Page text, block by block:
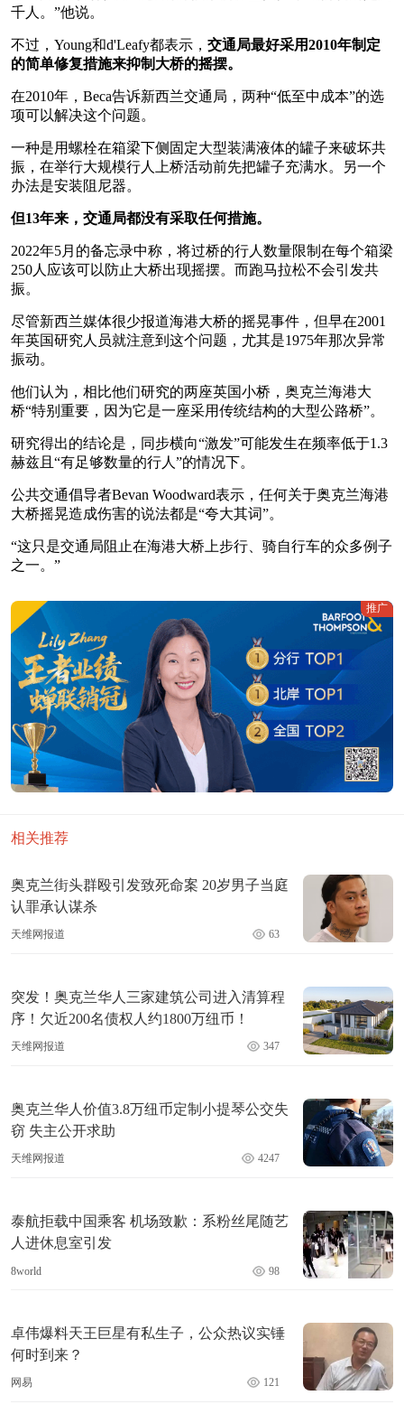
千人。”他说。
不过，Young和d'Leafy都表示， 交通局最好采用2010年制定
的简单修复措施来抑制大桥的摇摆。
在2010年，Beca告诉新西兰交通局，两种“低至中成本”的选
项可以解决这个问题。
一种是用螺栓在箱梁下侧固定大型装满液体的罐子来破坏共
振，在举行大规模行人上桥活动前先把罐子充满水。另一个
办法是安装阻尼器。
但13年来，交通局都没有采取任何措施。
2022年5月的备忘录中称，将过桥的行人数量限制在每个箱梁
250人应该可以防止大桥出现摇摆。而跑马拉松不会引发共
振。
尽管新西兰媒体很少报道海港大桥的摇晃事件，但早在2001
年英国研究人员就注意到这个问题，尤其是1975年那次异常
振动。
他们认为，相比他们研究的两座英国小桥，奥克兰海港大
桥“特别重要，因为它是一座采用传统结构的大型公路桥”。
研究得出的结论是，同步横向“激发”可能发生在频率低于1.3
赫兹且“有足够数量的行人”的情况下。
公共交通倡导者Bevan Woodward表示，任何关于奥克兰海港
大桥摇晃造成伤害的说法都是“夸大其词”。
“这只是交通局阻止在海港大桥上步行、骑自行车的众多例子
之一。”
推广
相关推荐
奥克兰街头群殴引发致死命案 20岁男子当庭
认罪承认谋杀
天维网报道 63
突发！奥克兰华人三家建筑公司进入清算程
序！欠近200名债权人约1800万纽币！
天维网报道 347
奥克兰华人价值3.8万纽币定制小提琴公交失
窃 失主公开求助
天维网报道 4247
泰航拒载中国乘客 机场致歉：系粉丝尾随艺
人进休息室引发
8world 98
卓伟爆料天王巨星有私生子，公众热议实锤
何时到来？
网易 121